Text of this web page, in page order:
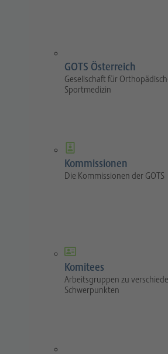
GOTS Österreich
Gesellschaft für
Sportmedizin
Kommissionen
Die Kommissionen der GOTS
Komitees
Arbeitsgruppen zu
Schwerpunkten